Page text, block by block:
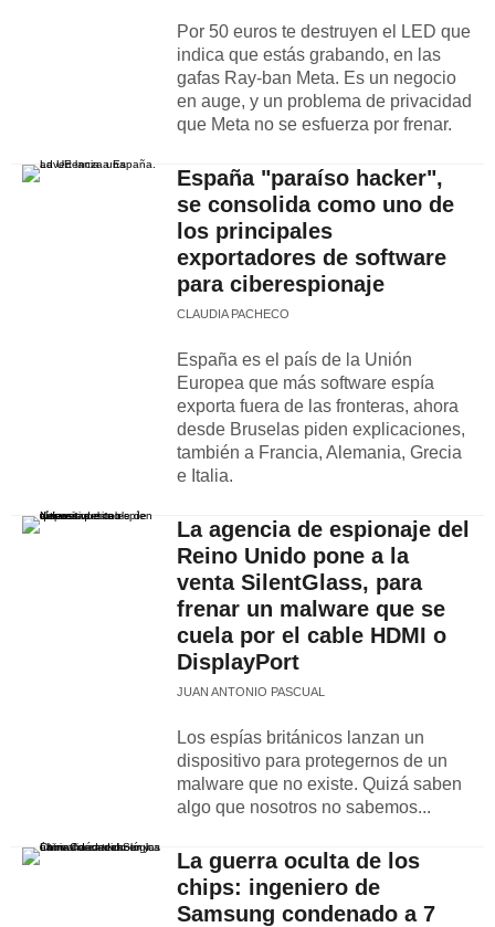
Por 50 euros te destruyen el LED que
indica que estás grabando, en las
gafas Ray-ban Meta. Es un negocio
en auge, y un problema de privacidad
que Meta no se esfuerza por frenar.
España "paraíso hacker",
se consolida como uno de
los principales
exportadores de software
para ciberespionaje
CLAUDIA PACHECO
España es el país de la Unión
Europea que más software espía
exporta fuera de las fronteras, ahora
desde Bruselas piden explicaciones,
también a Francia, Alemania, Grecia
e Italia.
La agencia de espionaje del
Reino Unido pone a la
venta SilentGlass, para
frenar un malware que se
cuela por el cable HDMI o
DisplayPort
JUAN ANTONIO PASCUAL
Los espías británicos lanzan un
dispositivo para protegernos de un
malware que no existe. Quizá saben
algo que nosotros no sabemos...
La guerra oculta de los
chips: ingeniero de
Samsung condenado a 7